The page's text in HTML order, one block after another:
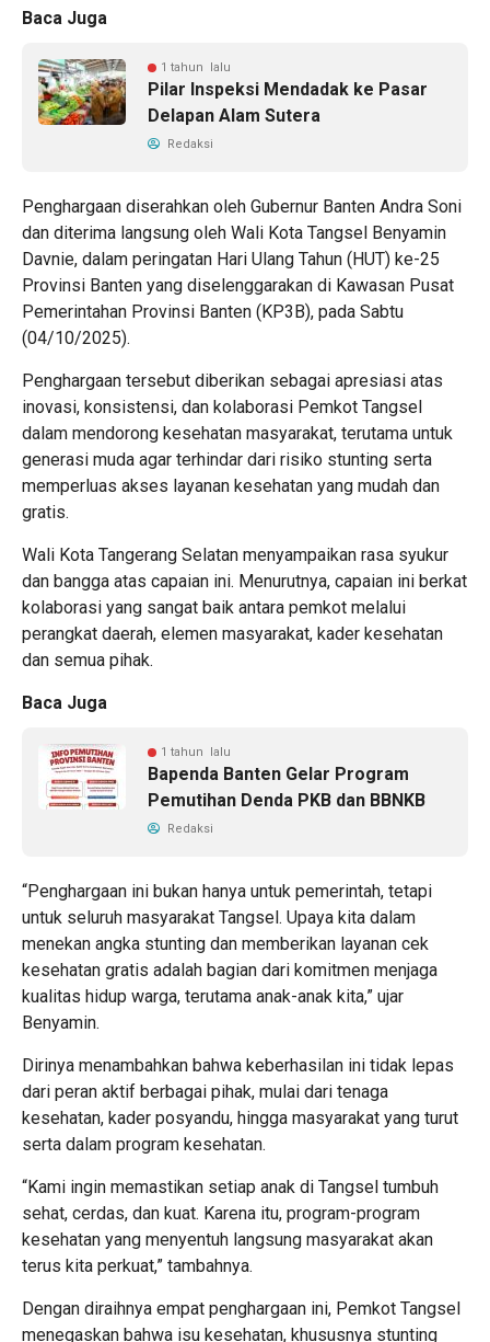
Baca Juga
1 tahun lalu
Pilar Inspeksi Mendadak ke Pasar
Delapan Alam Sutera
Redaksi
Penghargaan diserahkan oleh Gubernur Banten Andra Soni
dan diterima langsung oleh Wali Kota Tangsel Benyamin
Davnie, dalam peringatan Hari Ulang Tahun (HUT) ke-25
Provinsi Banten yang diselenggarakan di Kawasan Pusat
Pemerintahan Provinsi Banten (KP3B), pada Sabtu
(04/10/2025).
Penghargaan tersebut diberikan sebagai apresiasi atas
inovasi, konsistensi, dan kolaborasi Pemkot Tangsel
dalam mendorong kesehatan masyarakat, terutama untuk
generasi muda agar terhindar dari risiko stunting serta
memperluas akses layanan kesehatan yang mudah dan
gratis.
Wali Kota Tangerang Selatan menyampaikan rasa syukur
dan bangga atas capaian ini. Menurutnya, capaian ini berkat
kolaborasi yang sangat baik antara pemkot melalui
perangkat daerah, elemen masyarakat, kader kesehatan
dan semua pihak.
Baca Juga
1 tahun lalu
Bapenda Banten Gelar Program
Pemutihan Denda PKB dan BBNKB
Redaksi
“Penghargaan ini bukan hanya untuk pemerintah, tetapi
untuk seluruh masyarakat Tangsel. Upaya kita dalam
menekan angka stunting dan memberikan layanan cek
kesehatan gratis adalah bagian dari komitmen menjaga
kualitas hidup warga, terutama anak-anak kita,” ujar
Benyamin.
Dirinya menambahkan bahwa keberhasilan ini tidak lepas
dari peran aktif berbagai pihak, mulai dari tenaga
kesehatan, kader posyandu, hingga masyarakat yang turut
serta dalam program kesehatan.
“Kami ingin memastikan setiap anak di Tangsel tumbuh
sehat, cerdas, dan kuat. Karena itu, program-program
kesehatan yang menyentuh langsung masyarakat akan
terus kita perkuat,” tambahnya.
Dengan diraihnya empat penghargaan ini, Pemkot Tangsel
menegaskan bahwa isu kesehatan, khususnya stunting